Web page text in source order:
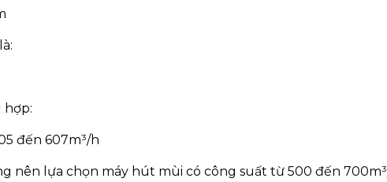
hợp:
đến 607m³/h
nên lựa chọn máy hút mùi có công suất từ 500 đến